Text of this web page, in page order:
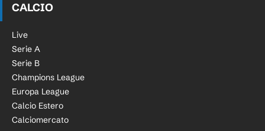
CALCIO
Live
Serie A
Serie B
Champions League
Europa League
Calcio Estero
Calciomercato